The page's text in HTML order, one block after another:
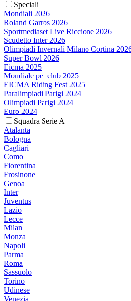
Speciali
Mondiali 2026
Roland Garros 2026
Sportmediaset Live Riccione 2026
Scudetto Inter 2026
Olimpiadi Invernali Milano Cortina
Super Bowl 2026
Eicma 2025
Mondiale per club 2025
EICMA Riding Fest 2025
Paralimpiadi Parigi 2024
Olimpiadi Parigi 2024
Euro 2024
Squadra Serie A
Atalanta
Bologna
Cagliari
Como
Fiorentina
Frosinone
Genoa
Inter
Juventus
Lazio
Lecce
Milan
Monza
Napoli
Parma
Roma
Sassuolo
Torino
Udinese
Venezia